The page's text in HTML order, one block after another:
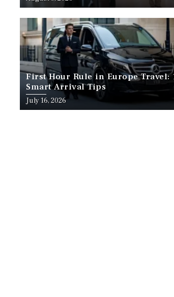
First Hour Rule in Europe Travel:
Smart Arrival Tips
July 16, 2026